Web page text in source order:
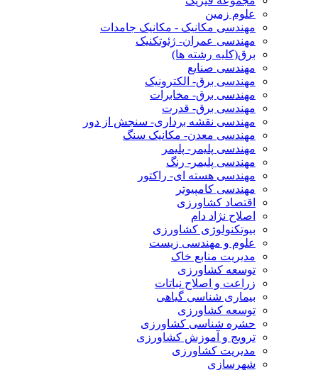
علوم زمین
مهندسی مکانیک - مکانیک جامدات
مهندسی عمران- ژئوتکنیک
برق(کلیه رشته ها)
مهندسی صنایع
مهندسی برق- الکترونیک
مهندسی برق- مخابرات
مهندسی برق- قدرت
مهندسی نقشه برداری- سنجش از دور
مهندسی معدن- مکانیک سنگ
مهندسی پلیمر- پلیمر
مهندسی پلیمر- رنگ
مهندسی هسته ای- راکتور
مهندسی کامپیوتر
اقتصاد کشاورزی
اصلاح نژاد دام
بیوتکنولوژی کشاورزی
علوم و مهندسی زیست
مدیریت منابع خاک
توسعه کشاورزی
زراعت و اصلاح نباتات
بیماری شناسی گیاهی
توسعه کشاورزی
حشره شناسی کشاورزی
ترویج و آموزش کشاورزی
مدیریت کشاورزی
شهرسازی